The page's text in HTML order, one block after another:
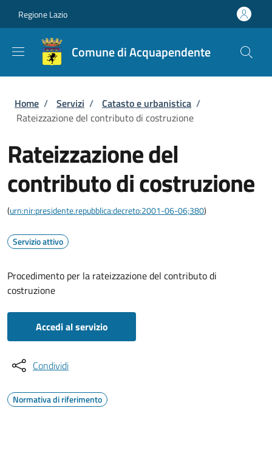
Regione Lazio
Comune di Acquapendente
Briciole di pane
Home / Servizi / Catasto e urbanistica /
Rateizzazione del contributo di costruzione
Rateizzazione del
contributo di costruzione
(urn:nir:presidente.repubblica:decreto:2001-06-06;380)
Servizio attivo
Procedimento per la rateizzazione del contributo di
costruzione
Accedi al servizio
Condividi
Normativa di riferimento